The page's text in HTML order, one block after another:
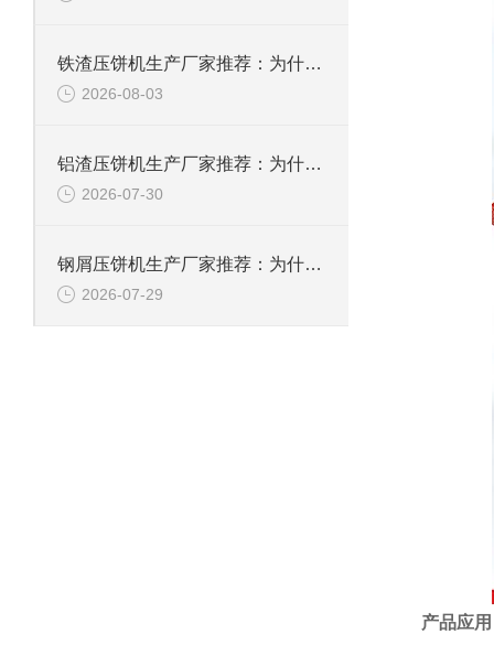
铁渣压饼机生产厂家推荐：为什么恩派特成为众多企业的优选？
2026-08-03
铝渣压饼机生产厂家推荐：为什么恩派特是值得信赖的选择？
2026-07-30
钢屑压饼机生产厂家推荐：为什么恩派特是您值得信赖的选择？
2026-07-29
产品应